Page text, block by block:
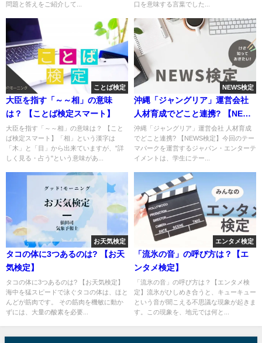
問題と答えをご紹介して...
口を意味する言葉でした...
ことば検定
大臣を指す「～～相」の意味
は？ 【ことば検定スマート】
大臣を指す「～～相」の意味は？ 【こと
ば検定スマート】「相」という漢字は
「木」と「目」から出来ていますが、"詳
しく見る・占う"という意味があ...
NEWS検定
沖縄「ジャングリア」運営会社
人材育成でどこと連携? 【NEWS
検定】
沖縄「ジャングリア」運営会社 人材育成
でどこと連携? 【NEWS検定】今回のテー
マパークを運営するジャパン・エンターテ
イメントは、学生にテー...
お天気検定
タコの体に3つあるのは? 【お天
気検定】
タコの体に3つあるのは? 【お天気検定】
海中を猛スピードで泳ぐタコの体は、ほと
んどが筋肉です。 その筋肉を機敏に動か
ずには、大量の酸素を必要...
エンタメ検定
「流氷の音」の呼び方は？【エ
ンタメ検定】
「流氷の音」の呼び方は？【エンタメ検
定】流氷がひしめき合うと、キューキュー
という音が聞こえる不思議な現象が起きま
す。この現象を、地元では何と...